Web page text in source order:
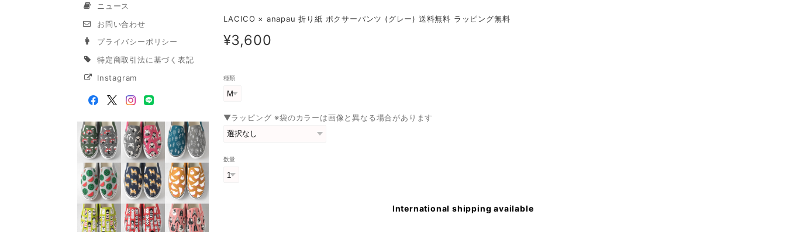
ニュース
お問い合わせ
プライバシーポリシー
特定商取引法に基づく表記
Instagram
LACICO × anapau 折り紙 ボクサーパンツ (グレー) 送料無料 ラッピング無料
¥3,600
種類
▼ラッピング ※袋のカラーは画像と異なる場合があります
数量
International shipping available